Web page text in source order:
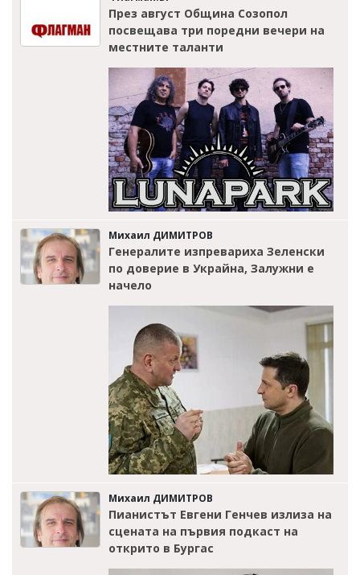
През август Община Созопол
посвещава три поредни вечери на
местните таланти
Михаил ДИМИТРОВ
Генералите изпревариха Зеленски
по доверие в Украйна, Залужни е
начело
Михаил ДИМИТРОВ
Пианистът Евгени Генчев излиза на
сцената на първия подкаст на
открито в Бургас